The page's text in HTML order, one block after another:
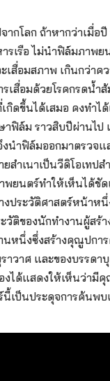
กโลก ถ้าหากว่าเมื่
เรือ ไม่นำฟิล์มภาพย
สื่อมสภาพ เกินกว่าค
เสื่อมด้วยโรคกรดน้ำ
กิดขึ้นได้เสมอ คงทำไ
าฟิล์ม ราวสิบปีผ่านไ
นำฟิล์มออกมาตรวจ
สำเนาเป็นวีดิโอเท
พยนตร์ทำให้เห็นได้
ประวัติศาสตร์หน้าห
ติของนักทำงานผู้สร้า
นหนึ่งซึ่งสร้างคุณูปก
าวาศ และของบรรด
ได้แสดงให้เห็นว่ามี
เป็นประดุจการค้นพบ